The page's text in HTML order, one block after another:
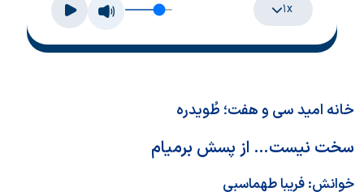
۱x
خانه امید سی و هفت؛ طُویدره
سخت نیست… از پسش برمیام
خوانش:فریبا طهماسبی